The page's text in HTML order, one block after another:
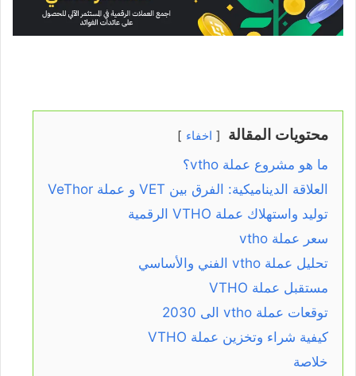
محتويات المقالة اخفاء
ما هو مشروع عملة vtho؟
العلاقة الديناميكية: الفرق بين VET و عملة VeThor
توليد واستهلاك عملة VTHO الرقمية
سعر عملة vtho
تحليل عملة vtho الفني والأساسي
مستقبل عملة VTHO
توقعات عملة vtho الى 2030
كيفية شراء وتخزين عملة VTHO
خلاصة